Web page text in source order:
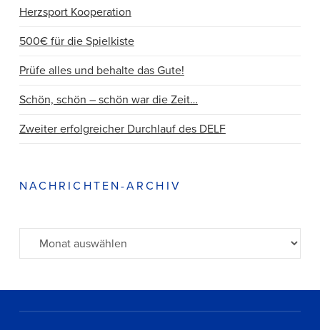
Herzsport Kooperation
500€ für die Spielkiste
Prüfe alles und behalte das Gute!
Schön, schön – schön war die Zeit…
Zweiter erfolgreicher Durchlauf des DELF
NACHRICHTEN-ARCHIV
Archiv